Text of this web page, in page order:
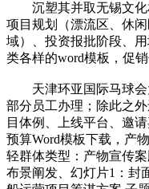
沉塑其并取无锡文化
项目规划（漂流区、休
域）、投资报批阶段、
类各样的word模板，促销
天津环亚国际马球会
部分员工办理；除此之
目体例、上线平台、邀
预算Word模板下载，产
轻群体类型：产物宣传
布景阐发、幻灯片1：封